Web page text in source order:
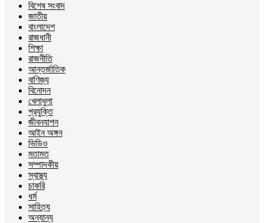
বিশেষ সংবাদ
জাতীয়
বাংলাদেশ
রাজধানী
শিক্ষা
রাজনীতি
আন্তর্জাতিক
বাণিজ্য
বিনোদন
খেলাধুলা
প্রযুক্তি
জীবনযাপন
আইন অঙ্গন
ভিডিও
মতামত
সম্পাদকীয়
স্বাস্থ্য
চাকরি
ধর্ম
সাহিত্য
অন্যান্য